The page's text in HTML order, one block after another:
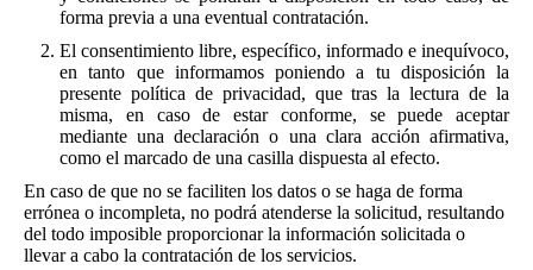
forma previa a una eventual contratación.
El consentimiento libre, específico, informado e inequívoco,
en tanto que informamos poniendo a tu disposición la
presente política de privacidad, que tras la lectura de la
misma, en caso de estar conforme, se puede aceptar
mediante una declaración o una clara acción afirmativa,
como el marcado de una casilla dispuesta al efecto.
En caso de que no se faciliten los datos o se haga de forma
errónea o incompleta, no podrá atenderse la solicitud, resultando
del todo imposible proporcionar la información solicitada o
llevar a cabo la contratación de los servicios.